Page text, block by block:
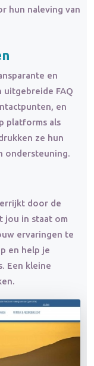
hun naleving van
en
FAQ
en
platforms als
ze hun
ondersteuning.
door de
jou in staat om
ervaringen te
en help je
Een kleine